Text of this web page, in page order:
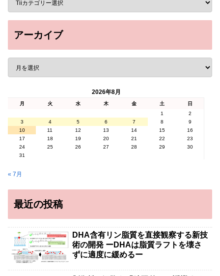
アーカイブ
2026年8月
月 火 水 木 金 土
日
1
2
3
4 5 6 7 8
9
10
11 12 13 14 15
16
17
18 19 20 21 22
23
24
25 26 27 28 29
30
31
« 7月
最近の投稿
DHA含有リン脂質を直接観察する新技
術の開発 ーDHAは脂質ラフトを壊さ
ずに適度に緩めるー